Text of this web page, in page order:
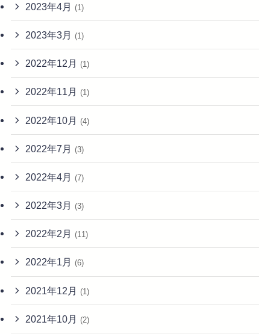
2023年4月 (1)
2023年3月 (1)
2022年12月 (1)
2022年11月 (1)
2022年10月 (4)
2022年7月 (3)
2022年4月 (7)
2022年3月 (3)
2022年2月 (11)
2022年1月 (6)
2021年12月 (1)
2021年10月 (2)